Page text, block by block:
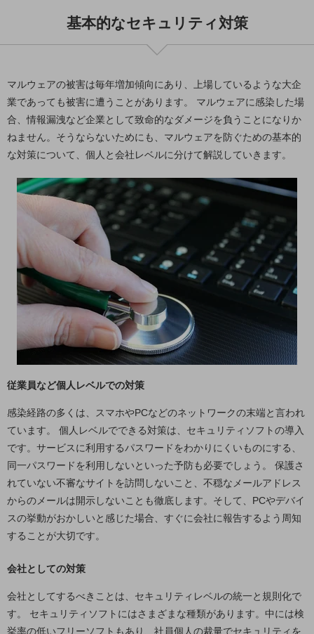
小売業
キーワードで探す
モバイルTOP
法人向けスマホ・携帯に関する、
おすすめの機種、料金やサービスをご紹介
製品TOP
ビジネス向けスマートフォン
タフネススマートフォン
データ通信製品
ドコモケータイ
5G対応ホームルーター
通信モジュール製品
料金
料金TOP
ドコモBiz データ無制限 ドコモ MAX ドコモ mini ドコモBiz かけ放題
5Gデータプラス
モバイルサービス
端末の一元管理
基本的なセキュリティ対策
マルウェアの被害は毎年増加傾向にあり、上場しているような大企
業であっても被害に遭うことがあります。 マルウェアに感染した場
合、情報漏洩など企業として致命的なダメージを負うことになりか
ねません。そうならないためにも、マルウェアを防ぐための基本的
な対策について、個人と会社レベルに分けて解説していきます。
従業員など個人レベルでの対策
感染経路の多くは、スマホやPCなどのネットワークの末端と言われ
ています。 個人レベルでできる対策は、セキュリティソフトの導入
です。サービスに利用するパスワードをわかりにくいものにする、
同一パスワードを利用しないといった予防も必要でしょう。 保護さ
れていない不審なサイトを訪問しないこと、不穏なメールアドレス
からのメールは開示しないことも徹底します。そして、PCやデバイ
スの挙動がおかしいと感じた場合、すぐに会社に報告するよう周知
することが大切です。
会社としての対策
会社としてするべきことは、セキュリティレベルの統一と規則化で
す。 セキュリティソフトにはさまざまな種類があります。中には検
挙率の低いフリーソフトもあり、社員個人の裁量でセキュリティを